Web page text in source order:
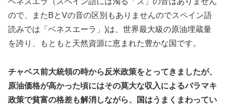
ので、またBとVの音の区別もありませんのでスペイン語
読みでは「ベネスエーラ」)は、世界最大級の原油埋蔵量
を誇り、もともと天然資源に恵まれた豊かな国です。
チャベス前大統領の時から反米政策をとってきましたが、
原油価格が高かった頃にはその莫大な収入によるバラマキ
政策で貧富の格差も解消しながら、国はうまくまわってい